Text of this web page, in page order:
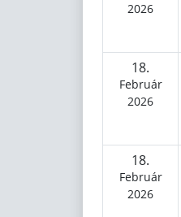
2026
18.
Február
2026
18.
Február
2026